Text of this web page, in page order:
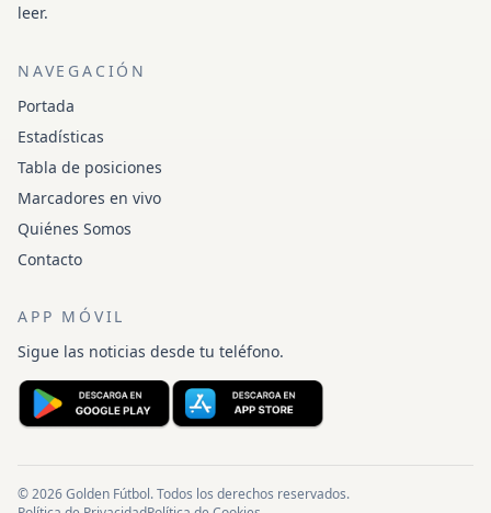
leer.
NAVEGACIÓN
Portada
Estadísticas
Tabla de posiciones
Marcadores en vivo
Quiénes Somos
Contacto
APP MÓVIL
Sigue las noticias desde tu teléfono.
© 2026 Golden Fútbol. Todos los derechos reservados.